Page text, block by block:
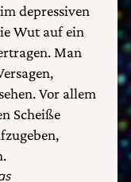
depressiven
Wut auf ein
Man
Vor allem
Scheiße